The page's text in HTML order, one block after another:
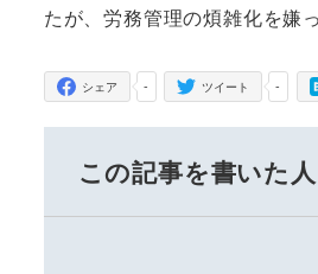
たが、労務管理の煩雑化を嫌
-
シェア -
ツイート
この記事を書いた人